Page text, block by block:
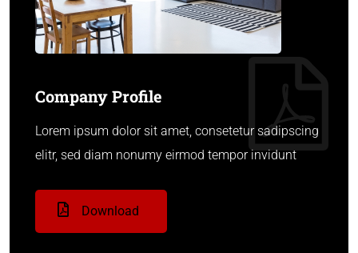
Company Profile
Lorem ipsum dolor sit amet, consetetur sadipscing
elitr, sed diam nonumy eirmod tempor invidunt
Download